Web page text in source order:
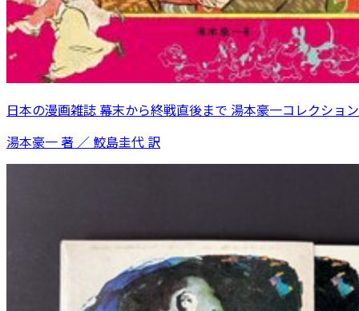
日本の漫画雑誌 幕末から終戦直後まで 湯本豪一コレクション
湯本豪一 著 ／ 鮫島圭代 訳